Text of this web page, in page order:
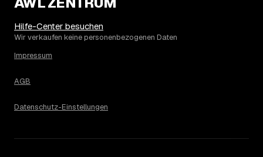
Zugänglichkeit: Ein einzelner Keller oder Dachboden liegt
eher am unteren Ende, eine voll möblierte Wohnung mit
Auch anrechenbare Wertgegenstände oder ein hoher
Betrag für Ihren Fall erfahren Sie erst nach einer kurzen,
Hilfe-Center besuchen
Wir verkaufen keine personenbezogenen Daten
Impressum
AGB
Datenschutz-Einstellungen